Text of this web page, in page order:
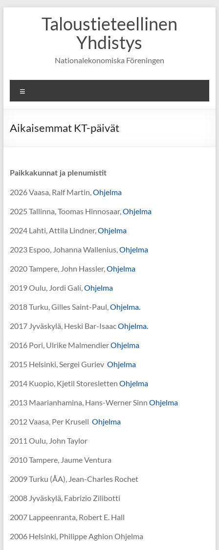
Taloustieteellinen
Yhdistys
Nationalekonomiska Föreningen
Aikaisemmat KT-päivät
Paikkakunnat ja plenumistit
2026 Vaasa, Ralf Martin,Ohjelma
2025 Tallinna, Toomas Hinnosaar,Ohjelma
2024 Lahti, Attila Lindner,Ohjelma
2023 Espoo, Johanna Wallenius,Ohjelma
2020 Tampere, John Hassler,Ohjelma
2019 Oulu, Jordi Galí,Ohjelma
2018 Turku, Gilles Saint-Paul,Ohjelma.
2017 Jyväskylä, Heski Bar-IsaacOhjelma.
2016 Pori, Ulrike MalmendierOhjelma
2015 Helsinki, Sergei Guriev Ohjelma
2014 Kuopio, Kjetil Storesletten Ohjelma
2013 Maarianhamina, Hans-Werner Sinn Ohjelma
2012 Vaasa, Per Krusell Ohjelma
2011 Oulu, John Taylor
2010 Tampere, Jaume Ventura
2009 Turku (ÅA), Jean-Charles Rochet
2008 Jyväskylä, Fabrizio Zilibotti
2007 Lappeenranta, Robert E. Hall
2006 Helsinki, Philippe Aghion Ohjelma